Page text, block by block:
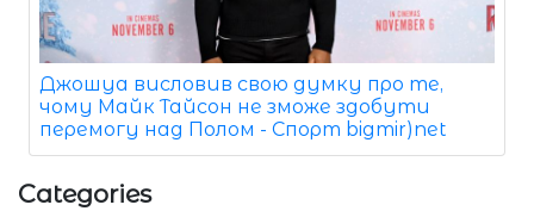
Джошуа висловив свою думку про те,
чому Майк Тайсон не зможе здобути
перемогу над Полом - Спорт bigmir)net
Categories